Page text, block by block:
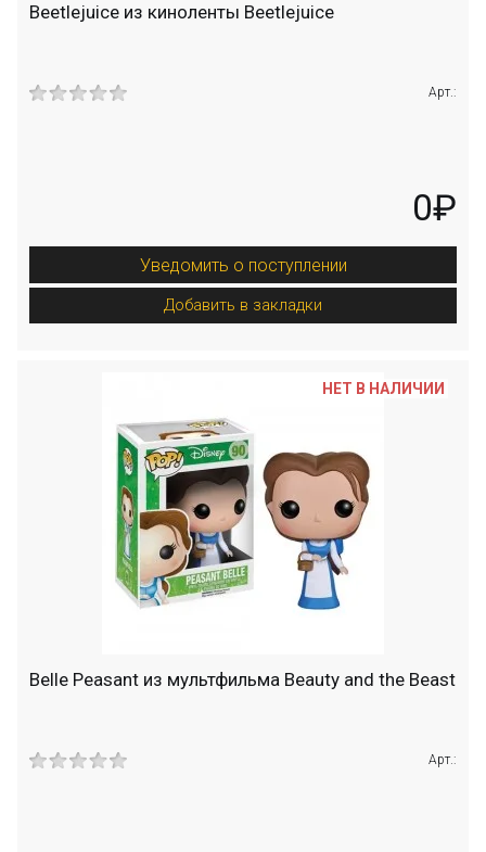
Beetlejuice из киноленты Beetlejuice
Арт.:
0₽
Уведомить о поступлении
Добавить в закладки
Belle Peasant из мультфильма Beauty and the Beast
Арт.:
НЕТ В НАЛИЧИИ